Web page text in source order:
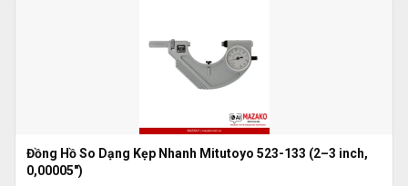
Đồng Hồ So Dạng Kẹp Nhanh Mitutoyo 523-133 (2–3 inch,
0,00005″)